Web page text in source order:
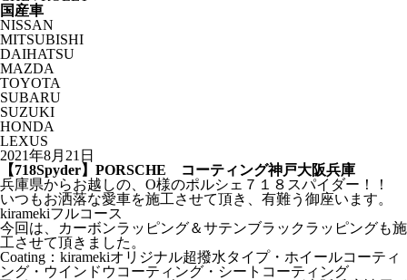
国産車
NISSAN
MITSUBISHI
DAIHATSU
MAZDA
TOYOTA
SUBARU
SUZUKI
HONDA
LEXUS
2021年8月21日
【718Spyder】PORSCHE コーティング神戸大阪兵庫
兵庫県からお越しの、O様のポルシェ７１８スパイダー！！
いつもお洒落な愛車を施工させて頂き、有難う御座います。
kiramekiフルコース
今回は、カーボンラッピング＆サテンブラックラッピングも施
工させて頂きました。
Coating：kiramekiオリジナル超撥水タイプ・ホイールコーティ
ング・ウインドウコーティング・シートコーティング